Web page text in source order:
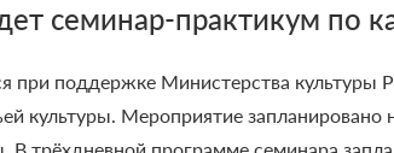
семинар-практикум по
при поддержке Министерства культуры
культуры. Мероприятие запланировано